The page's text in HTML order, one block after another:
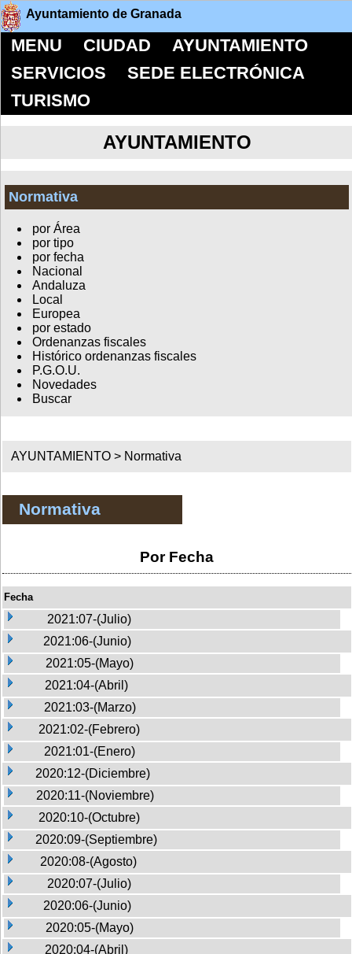
Ayuntamiento de Granada
MENU CIUDAD
AYUNTAMIENTO
SERVICIOS
SEDE ELECTRÓNICA
TURISMO
AYUNTAMIENTO
Normativa
por Área
por tipo
por fecha
Nacional
Andaluza
Local
Europea
por estado
Ordenanzas fiscales
Histórico ordenanzas fiscales
P.G.O.U.
Novedades
Buscar
AYUNTAMIENTO > Normativa
Normativa
Por Fecha
Fecha
2021:07-(Julio)
2021:06-(Junio)
2021:05-(Mayo)
2021:04-(Abril)
2021:03-(Marzo)
2021:02-(Febrero)
2021:01-(Enero)
2020:12-(Diciembre)
2020:11-(Noviembre)
2020:10-(Octubre)
2020:09-(Septiembre)
2020:08-(Agosto)
2020:07-(Julio)
2020:06-(Junio)
2020:05-(Mayo)
2020:04-(Abril)